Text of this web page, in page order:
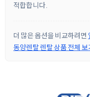
적합합니다.
더 많은 옵션을 비교하려면
동양렌탈 렌탈 상품 전체 보